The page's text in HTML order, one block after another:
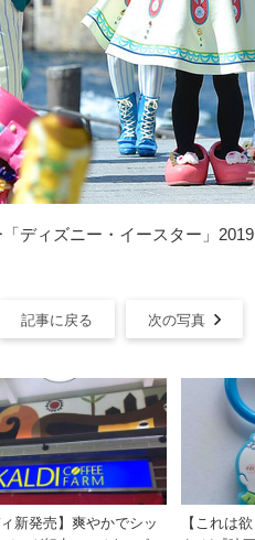
ディズニー・イースター」2019
記事に戻る 次の写真